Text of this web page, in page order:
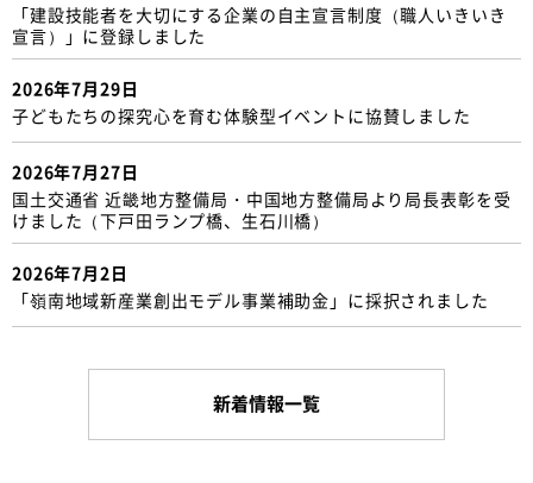
「建設技能者を大切にする企業の自主宣言制度（職人いきいき
宣言）」に登録しました
2026年7月29日
子どもたちの探究心を育む体験型イベントに協賛しました
2026年7月27日
国土交通省 近畿地方整備局・中国地方整備局より局長表彰を受
けました（下戸田ランプ橋、生石川橋）
2026年7月2日
「嶺南地域新産業創出モデル事業補助金」に採択されました
新着情報一覧